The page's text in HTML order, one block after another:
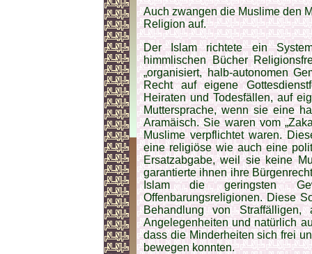
Auch zwangen die Muslime den
Religion auf.
Der Islam richtete ein
himmlischen Bücher
„organisiert, halb-autonomen
Recht auf eigene
Heiraten und Todesfällen, auf
Muttersprache, wenn sie eine
Aramäisch. Sie waren vom
Muslime verpflichtet waren.
eine religiöse wie auch eine
Ersatzabgabe, weil sie keine
garantierte ihnen ihre
Islam die geringsten
Offenbarungsreligionen. Diese
Behandlung von Straffälligen,
Angelegenheiten und natürlich
dass die Minderheiten sich frei
bewegen konnten.